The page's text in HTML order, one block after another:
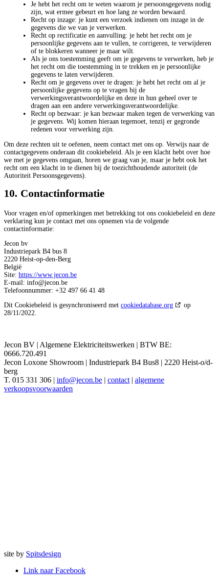
Je hebt het recht om te weten waarom je persoonsgegevens nodig
zijn, wat ermee gebeurt en hoe lang ze worden bewaard.
Recht op inzage: je kunt een verzoek indienen om inzage in de
gegevens die we van je verwerken.
Recht op rectificatie en aanvulling: je hebt het recht om je
persoonlijke gegevens aan te vullen, te corrigeren, te verwijderen
of te blokkeren wanneer je maar wilt.
Als je ons toestemming geeft om je gegevens te verwerken, heb je
het recht om die toestemming in te trekken en je persoonlijke
gegevens te laten verwijderen.
Recht om je gegevens over te dragen: je hebt het recht om al je
persoonlijke gegevens op te vragen bij de
verwerkingsverantwoordelijke en deze in hun geheel over te
dragen aan een andere verwerkingsverantwoordelijke.
Recht op bezwaar: je kan bezwaar maken tegen de verwerking van
je gegevens. Wij komen hieraan tegemoet, tenzij er gegronde
redenen voor verwerking zijn.
Om deze rechten uit te oefenen, neem contact met ons op. Verwijs naar de
contactgegevens onderaan dit cookiebeleid. Als je een klacht hebt over hoe
we met je gegevens omgaan, horen we graag van je, maar je hebt ook het
recht om een klacht in te dienen bij de toezichthoudende autoriteit (de
Autoriteit Persoonsgegevens).
10. Contactinformatie
Voor vragen en/of opmerkingen met betrekking tot ons cookiebeleid en deze
verklaring kun je contact met ons opnemen via de volgende
contactinformatie:
Jecon bv
Industriepark B4 bus 8
2220 Heist-op-den-Berg
België
Site: https://www.jecon.be
E-mail: info@jecon.be
Telefoonnummer: +32 497 66 41 48
Dit Cookiebeleid is gesynchroniseerd met cookiedatabase.org
op
28/11/2022.
Jecon BV | Algemene Elektriciteitswerken | BTW BE:
0666.720.491
Jecon Loxone Showroom | Industriepark B4 Bus8 | 2220 Heist-o/d-
berg
T. 015 331 306 | info@jecon.be | contact | algemene
verkoopsvoorwaarden
site by Spitsdesign
Link naar Facebook